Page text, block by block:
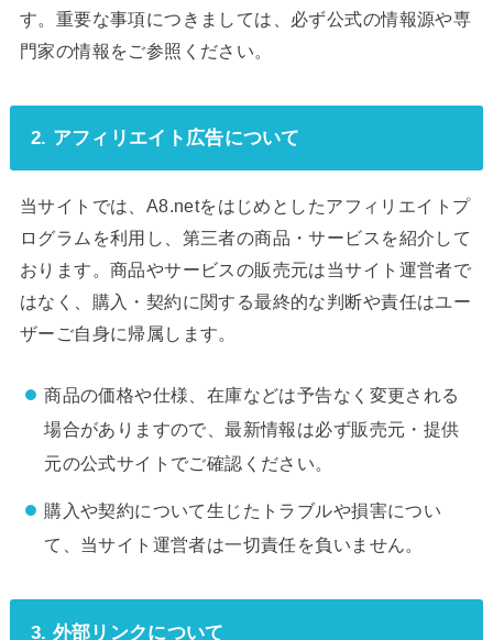
す。重要な事項につきましては、必ず公式の情報源や専
門家の情報をご参照ください。
2. アフィリエイト広告について
当サイトでは、A8.netをはじめとしたアフィリエイトプ
ログラムを利用し、第三者の商品・サービスを紹介して
おります。商品やサービスの販売元は当サイト運営者で
はなく、購入・契約に関する最終的な判断や責任はユー
ザーご自身に帰属します。
商品の価格や仕様、在庫などは予告なく変更される
場合がありますので、最新情報は必ず販売元・提供
元の公式サイトでご確認ください。
購入や契約について生じたトラブルや損害につい
て、当サイト運営者は一切責任を負いません。
3. 外部リンクについて